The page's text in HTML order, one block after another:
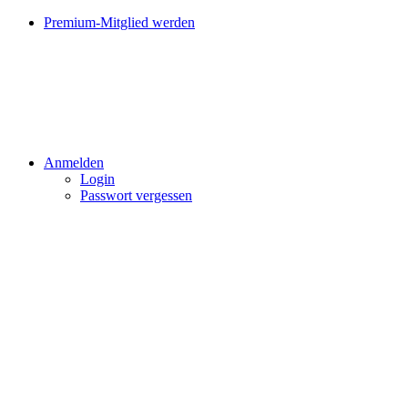
Premium-Mitglied werden
Anmelden
Login
Passwort vergessen